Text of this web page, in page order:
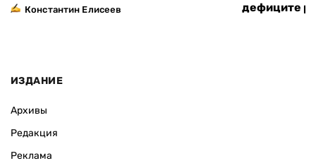
Константин Елисеев
дефиците
ИЗДАНИЕ
Архивы
Редакция
Реклама